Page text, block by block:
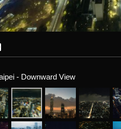
- Downward View